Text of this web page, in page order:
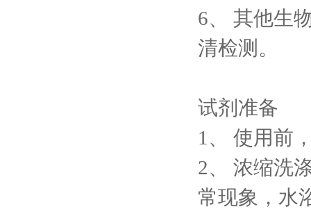
6、 其他生
清检测。
试剂准备
1、 使用前
2、 浓缩洗
常现象，水